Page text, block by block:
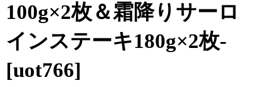
100g×2枚＆霜降りサーロ
インステーキ180g×2枚-
[uot766]